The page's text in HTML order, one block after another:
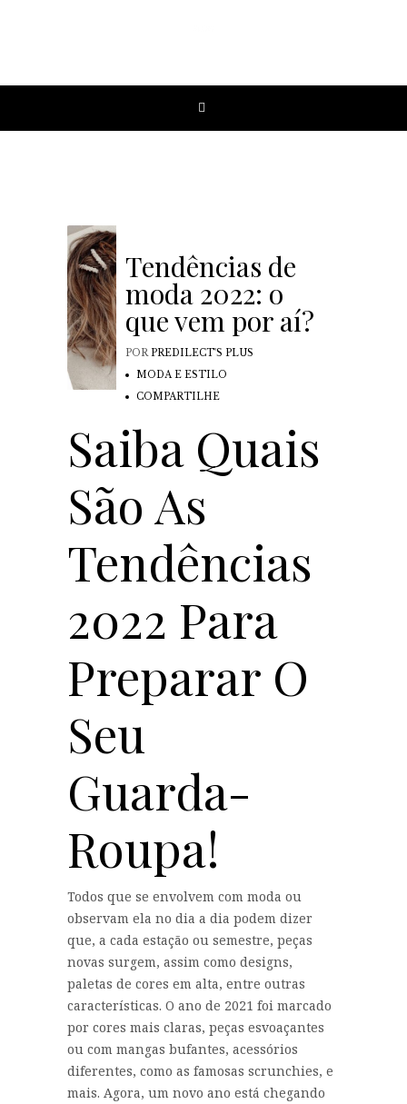
Tendências de
moda 2022: o
que vem por aí?
PORPREDILECT'S PLUS
MODA E ESTILO
COMPARTILHE
Saiba Quais
São As
Tendências
2022 Para
Preparar O
Seu
Guarda-
Roupa!
Todos que se envolvem com moda ou
observam ela no dia a dia podem dizer
que, a cada estação ou semestre, peças
novas surgem, assim como designs,
paletas de cores em alta, entre outras
características. O ano de 2021 foi marcado
por cores mais claras, peças esvoaçantes
ou com mangas bufantes, acessórios
diferentes, como as famosas scrunchies, e
mais. Agora, um novo ano está chegando